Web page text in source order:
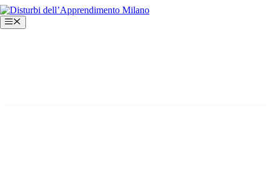
Vai
al
contenuto
Menu